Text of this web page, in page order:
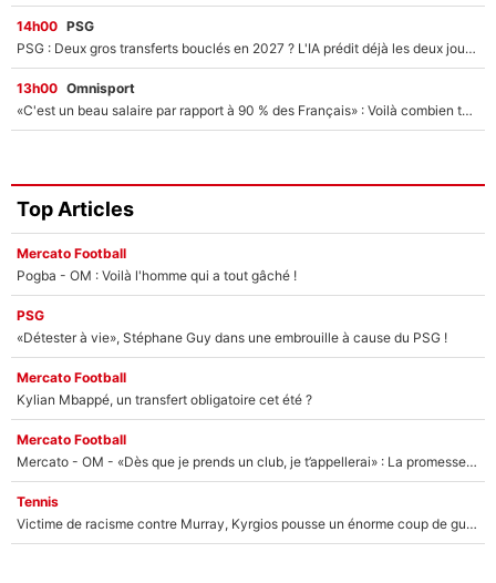
14h00 PSG
PSG : Deux gros transferts bouclés en 2027 ? L'IA prédit déjà les deux joueurs qui pourraient rejoindre Luis Enrique !
13h00 Omnisport
«C'est un beau salaire par rapport à 90 % des Français» : Voilà combien touchait Nelson Monfort sur France Télévisions avant de rejoindre CNews
Top Articles
Mercato Football
Pogba - OM : Voilà l'homme qui a tout gâché !
PSG
«Détester à vie», Stéphane Guy dans une embrouille à cause du PSG !
Mercato Football
Kylian Mbappé, un transfert obligatoire cet été ?
Mercato Football
Mercato - OM - «Dès que je prends un club, je t’appellerai» : La promesse de Marcelino au moment de claquer la porte
Tennis
Victime de racisme contre Murray, Kyrgios pousse un énorme coup de gueule !